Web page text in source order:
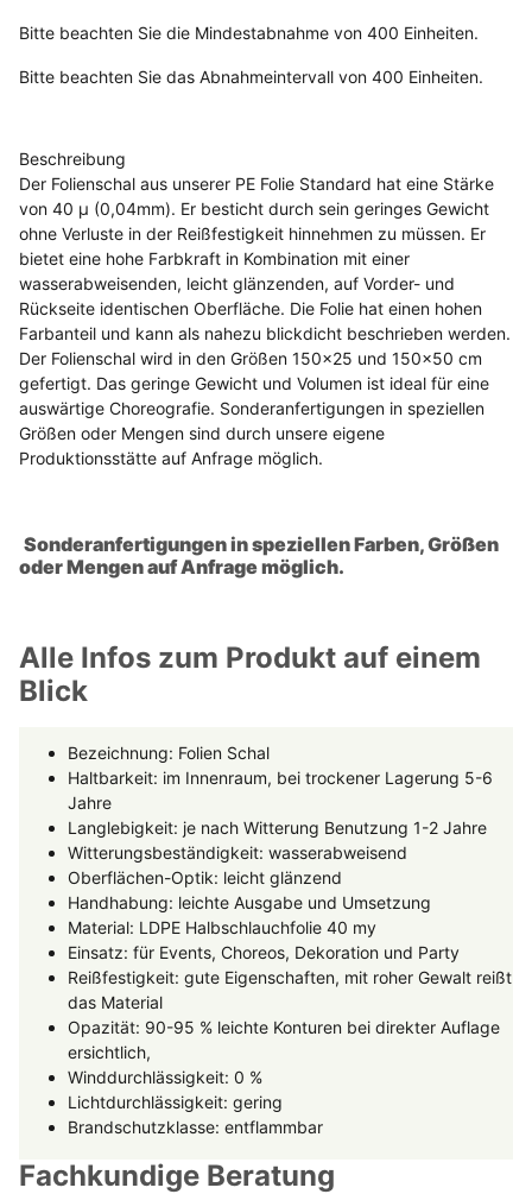
Bitte beachten Sie die Mindestabnahme von 400 Einheiten.
Bitte beachten Sie das Abnahmeintervall von 400 Einheiten.
Beschreibung
Der Folienschal aus unserer PE Folie Standard hat eine Stärke
von 40 µ (0,04mm). Er besticht durch sein geringes Gewicht
ohne Verluste in der Reißfestigkeit hinnehmen zu müssen. Er
bietet eine hohe Farbkraft in Kombination mit einer
wasserabweisenden, leicht glänzenden, auf Vorder- und
Rückseite identischen Oberfläche. Die Folie hat einen hohen
Farbanteil und kann als nahezu blickdicht beschrieben werden.
Der Folienschal wird in den Größen 150x25 und 150x50 cm
gefertigt. Das geringe Gewicht und Volumen ist ideal für eine
auswärtige Choreografie. Sonderanfertigungen in speziellen
Größen oder Mengen sind durch unsere eigene
Produktionsstätte auf Anfrage möglich.
Sonderanfertigungen in speziellen Farben, Größen
oder Mengen auf Anfrage möglich.
Alle Infos zum Produkt auf einem
Blick
Bezeichnung: Folien Schal
Haltbarkeit: im Innenraum, bei trockener Lagerung 5-6
Jahre
Langlebigkeit: je nach Witterung Benutzung 1-2 Jahre
Witterungsbeständigkeit: wasserabweisend
Oberflächen-Optik: leicht glänzend
Handhabung: leichte Ausgabe und Umsetzung
Material: LDPE Halbschlauchfolie 40 my
Einsatz: für Events, Choreos, Dekoration und Party
Reißfestigkeit: gute Eigenschaften, mit roher Gewalt reißt
das Material
Opazität: 90-95 % leichte Konturen bei direkter Auflage
ersichtlich,
Winddurchlässigkeit: 0 %
Lichtdurchlässigkeit: gering
Brandschutzklasse: entflammbar
Fachkundige Beratung